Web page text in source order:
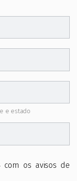
e estado
com os avisos de